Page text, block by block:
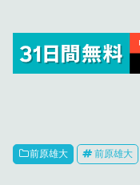
前原雄大 前原雄大